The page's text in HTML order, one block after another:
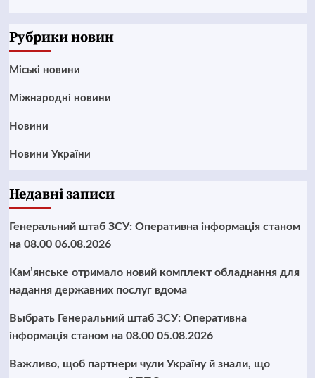
Рубрики новин
Mіські новини
Міжнародні новини
Новини
Новини України
Недавні записи
Генеральний штаб ЗСУ: Оперативна інформація станом
на 08.00 06.08.2026
Кам’янське отримало новий комплект обладнання для
надання державних послуг вдома
Выбрать Генеральний штаб ЗСУ: Оперативна
інформація станом на 08.00 05.08.2026
Важливо, щоб партнери чули Україну й знали, що